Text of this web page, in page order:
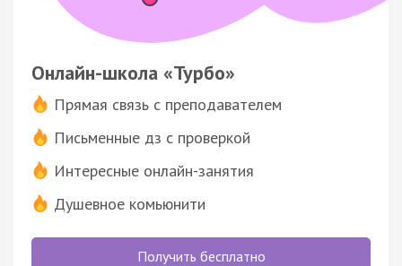
Онлайн-школа «Турбо»
Прямая связь с преподавателем
Письменные дз с проверкой
Интересные онлайн-занятия
Душевное комьюнити
Получить бесплатно